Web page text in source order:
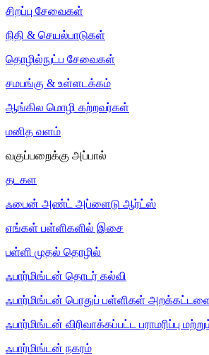
சிறப்பு சேவைகள்
நிதி & செயல்பாடுகள்
தொழில்நுட்ப சேவைகள்
சமபங்கு & உள்ளடக்கம்
ஆங்கில மொழி கற்றவர்கள்
மனித வளம்
வகுப்பறைக்கு அப்பால்
தடகள
ஃபைன் அண்ட் அப்ளைடு ஆர்ட்ஸ்
எங்கள் பள்ளிகளில் இசை
பள்ளி முதல் தொழில்
ஃபார்மிங்டன் தொடர் கல்வி
ஃபார்மிங்டன் பொதுப் பள்ளிகள்
ஃபார்மிங்டன் விரிவாக்கப்பட்ட பராமரிப்பு
ஃபார்மிங்டன் நகரம்